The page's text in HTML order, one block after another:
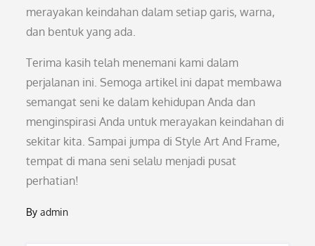
merayakan keindahan dalam setiap garis, warna,
dan bentuk yang ada.
Terima kasih telah menemani kami dalam
perjalanan ini. Semoga artikel ini dapat membawa
semangat seni ke dalam kehidupan Anda dan
menginspirasi Anda untuk merayakan keindahan di
sekitar kita. Sampai jumpa di Style Art And Frame,
tempat di mana seni selalu menjadi pusat
perhatian!
Byadmin